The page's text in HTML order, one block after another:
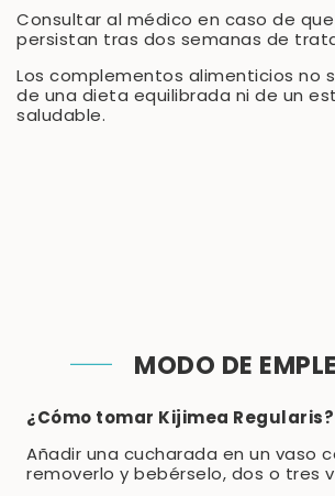
Consultar al médico en caso de
persistan tras dos semanas de
Los complementos alimenticios no
de una dieta equilibrada ni de un
saludable.
MODO DE
¿Cómo tomar Kijimea Regularis?
Añadir una cucharada en un vaso
removerlo y bebérselo, dos o tres